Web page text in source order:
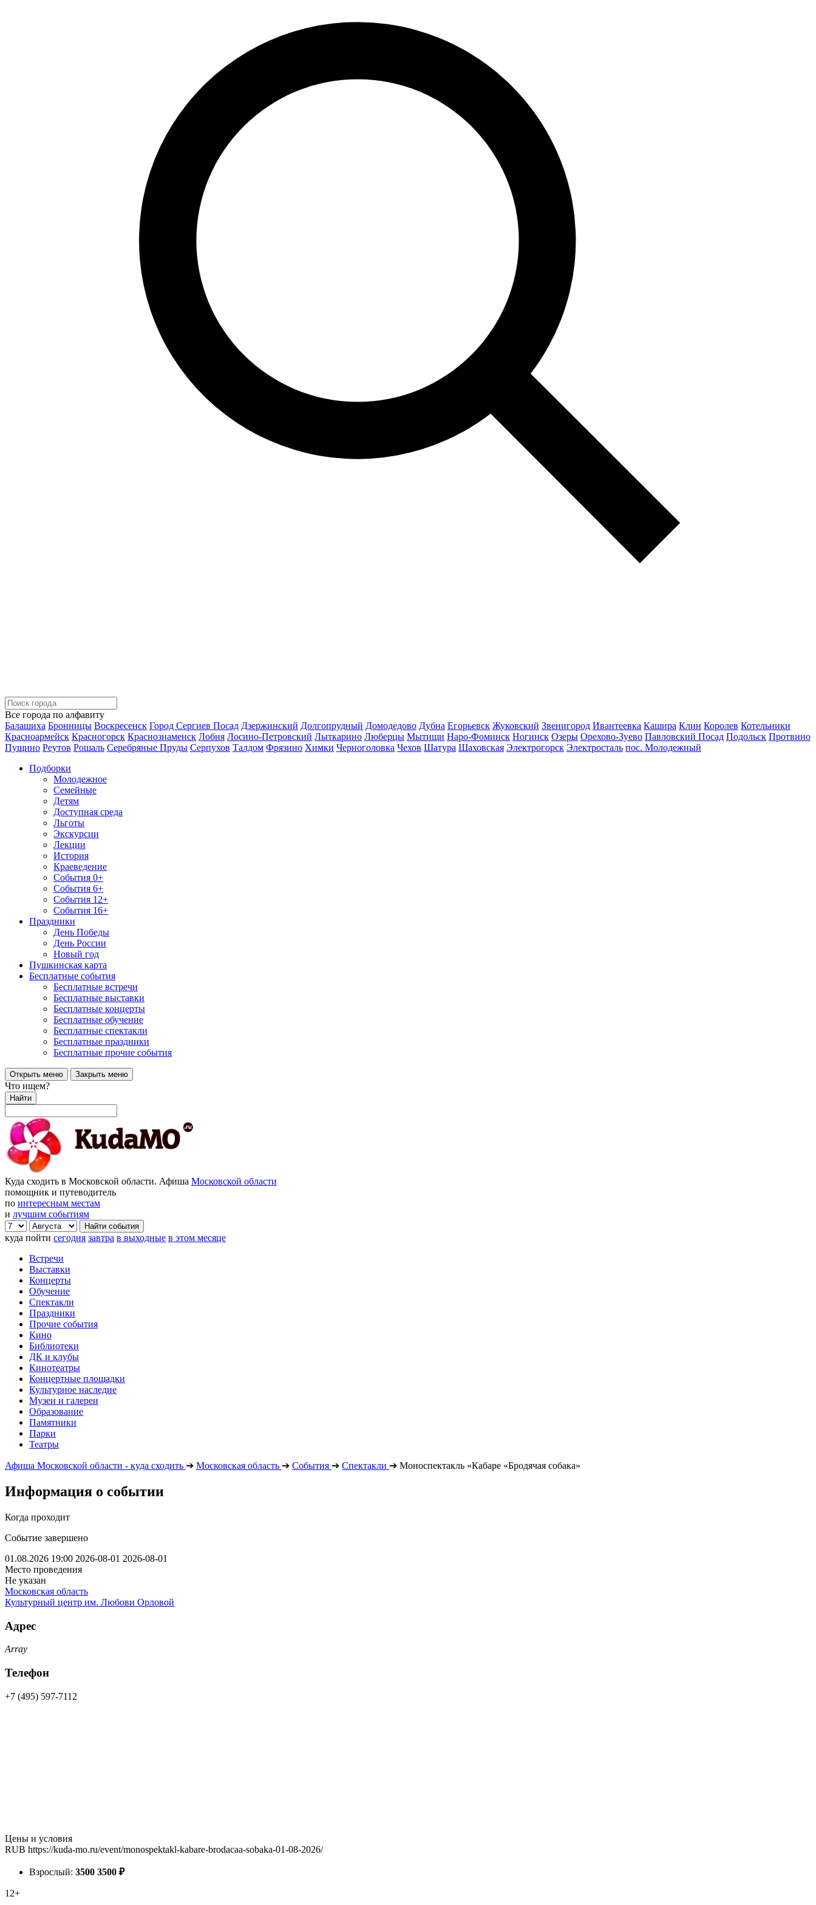
Все города по алфавиту
Балашиха Бронницы Воскресенск Город Сергиев Посад Дзержинский Долгопрудный Домодедово Дубна Егорьевск Жуковский Звенигород Ивантеевка Кашира Клин Королев Котельники
Красноармейск Красногорск Краснознаменск Лобня Лосино-Петровский Лыткарино Люберцы Мытищи Наро-Фоминск Ногинск Озеры Орехово-Зуево Павловский Посад Подольск Протвино
Пущино Реутов Рошаль Серебряные Пруды Серпухов Талдом Фрязино Химки Черноголовка Чехов Шатура Шаховская Электрогорск Электросталь пос. Молодежный
Подборки
Молодежное
Семейные
Детям
Доступная среда
Льготы
Экскурсии
Лекции
История
Краеведение
События 0+
События 6+
События 12+
События 16+
Праздники
День Победы
День России
Новый год
Пушкинская карта
Бесплатные события
Бесплатные встречи
Бесплатные выставки
Бесплатные концерты
Бесплатные обучение
Бесплатные спектакли
Бесплатные праздники
Бесплатные прочие события
Открыть меню Закрыть меню
Что ищем?
Найти
Куда сходить в Московской области. Афиша Московской области
помощник и путеводитель
по интересным местам
и лучшим событиям
куда пойти сегодня завтра в выходные в этом месяце
Встречи
Выставки
Концерты
Обучение
Спектакли
Праздники
Прочие события
Кино
Библиотеки
ДК и клубы
Кинотеатры
Концертные площадки
Культурное наследие
Музеи и галереи
Образование
Памятники
Парки
Театры
Афиша Московской области - куда сходить ➔ Московская область ➔ События ➔ Спектакли ➔ Моноспектакль «Кабаре «Бродячая собака»
Информация о событии
Когда проходит
Событие завершено
01.08.2026 19:00 2026-08-01 2026-08-01
Место проведения
Не указан
Московская область
Культурный центр им. Любови Орловой
Адрес
Array
Телефон
+7 (495) 597-7112
Цены и условия
RUB https://kuda-mo.ru/event/monospektakl-kabare-brodacaa-sobaka-01-08-2026/
Взрослый: 3500 3500 ₽
12+